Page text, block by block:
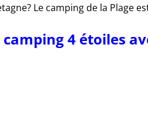
Le camping de la
4 étoiles